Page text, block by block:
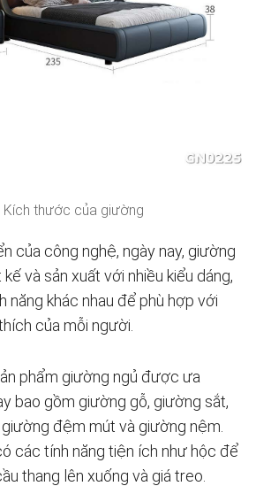
Kích thước của giường
của công nghệ, ngày nay, giường
và sản xuất với nhiều kiểu dáng,
năng khác nhau để phù hợp với
của mỗi người.
phẩm giường ngủ được ưa
bao gồm giường gỗ, giường sắt,
đệm mút và giường nệm.
các tính năng tiện ích như hộc để
thang lên xuống và giá treo.